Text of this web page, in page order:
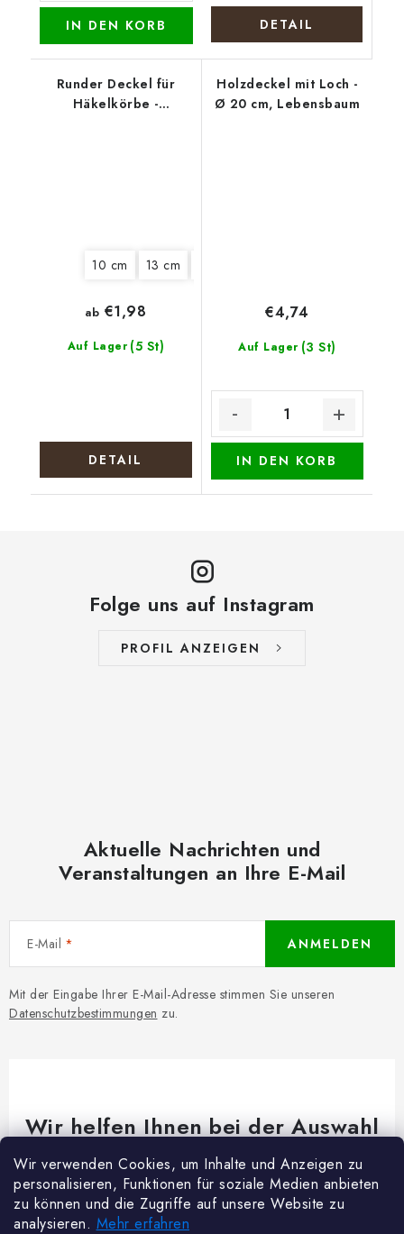
Wir verwenden Cookies, um Inhalte und Anzeigen zu
personalisieren, Funktionen für soziale Medien anbieten
zu können und die Zugriffe auf unsere Website zu
analysieren. Mehr erfahren
IN DEN KORB DETAIL
Runder Deckel für
Häkelkörbe -
10 cm 13 cm
Auf Lager (5 St)
ab €1,98
DETAIL
Holzdeckel mit Loch -
Ø 20 cm, Lebensbaum
Auf Lager (3 St)
€4,74
IN DEN KORB
Folge uns auf Instagram
PROFIL ANZEIGEN
Aktuelle Nachrichten und
Veranstaltungen an Ihre E-Mail
E-Mail
Mit der Eingabe Ihrer E-Mail-Adresse stimmen Sie unseren
Datenschutzbestimmungen zu.
ANMELDEN
Wir helfen Ihnen bei der Auswahl
Brauchen Sie Rat bei etwas? Wir sind für dich da!
Kundenservice@woodycrafts.de
+49 211 8694 2501 (Mo-Fr 8:00-16:00)